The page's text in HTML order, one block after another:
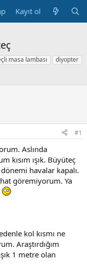
Kayıt ol
masa lambası
diyopter
#1
Aslında
kısım ışık. Büyüteç
dönemi havalar kapalı.
göremiyorum. Ya
kol kısmı ne
Araştırdığım
1 metre olan